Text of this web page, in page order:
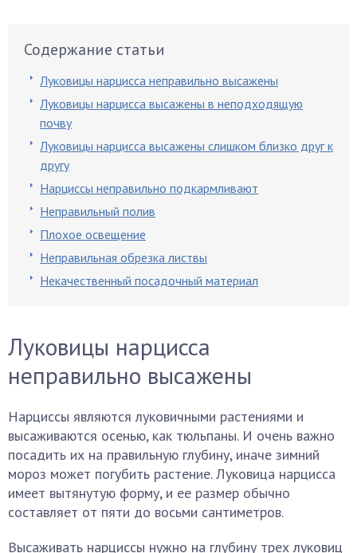
Содержание статьи
Луковицы нарцисса неправильно высажены
Луковицы нарцисса высажены в неподходящую
почву
Луковицы нарцисса высажены слишком близко друг к
другу
Нарциссы неправильно подкармливают
Неправильный полив
Плохое освещение
Неправильная обрезка листвы
Некачественный посадочный материал
Луковицы нарцисса
неправильно высажены
Нарциссы являются луковичными растениями и
высаживаются осенью, как тюльпаны. И очень важно
посадить их на правильную глубину, иначе зимний
мороз может погубить растение. Луковица нарцисса
имеет вытянутую форму, и ее размер обычно
составляет от пяти до восьми сантиметров.
Высаживать нарциссы нужно на глубину трех луковиц